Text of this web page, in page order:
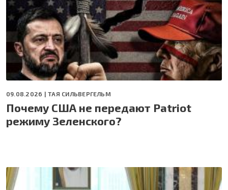
09.08.2026 |ТАЯ СИЛЬВЕРГЕЛЬМ
Почему США не передают Patriot
режиму Зеленского?